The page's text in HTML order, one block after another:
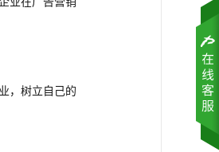
，树立自己的